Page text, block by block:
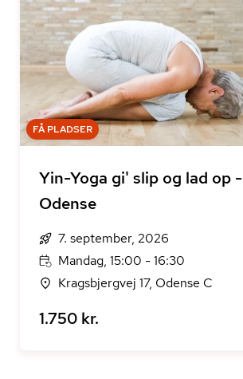
FÅ PLADSER
Yin-Yoga gi' slip og lad op -
Odense
7. september, 2026
Mandag, 15:00 - 16:30
Kragsbjergvej 17, Odense C
1.750 kr.